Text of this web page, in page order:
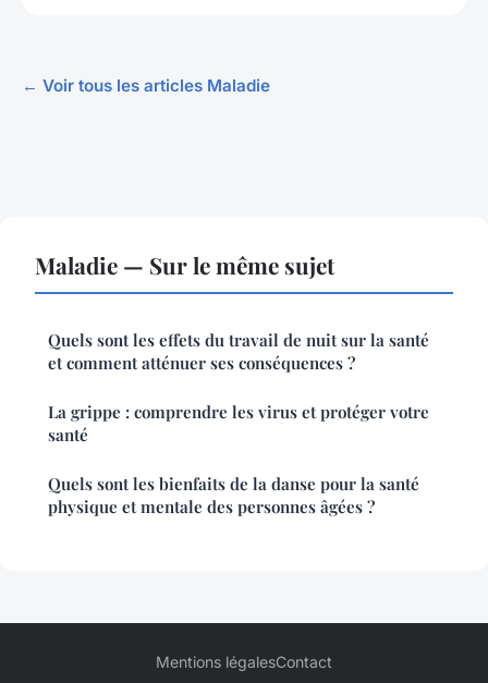
← Voir tous les articles Maladie
Maladie — Sur le même sujet
Quels sont les effets du travail de nuit sur la santé
et comment atténuer ses conséquences ?
La grippe : comprendre les virus et protéger votre
santé
Quels sont les bienfaits de la danse pour la santé
physique et mentale des personnes âgées ?
Mentions légalesContact